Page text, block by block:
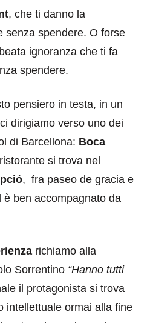
, che ti danno la
senza spendere. O forse
ignoranza che ti fa
spendere.
pensiero in testa, in un
dirigiamo verso uno dei
di Barcellona: Boca
si trova nel
, fra paseo de gracia e
ben accompagnato da
richiamo alla
Sorrentino “Hanno tutti
il protagonista si trova
intellettuale ormai alla fine